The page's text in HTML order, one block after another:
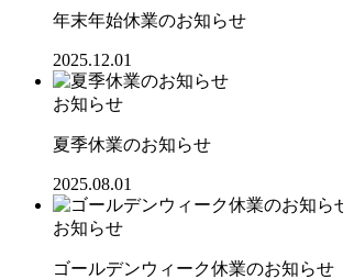
年末年始休業のお知らせ
2025.12.01
お知らせ
夏季休業のお知らせ
2025.08.01
お知らせ
ゴールデンウィーク休業のお知らせ